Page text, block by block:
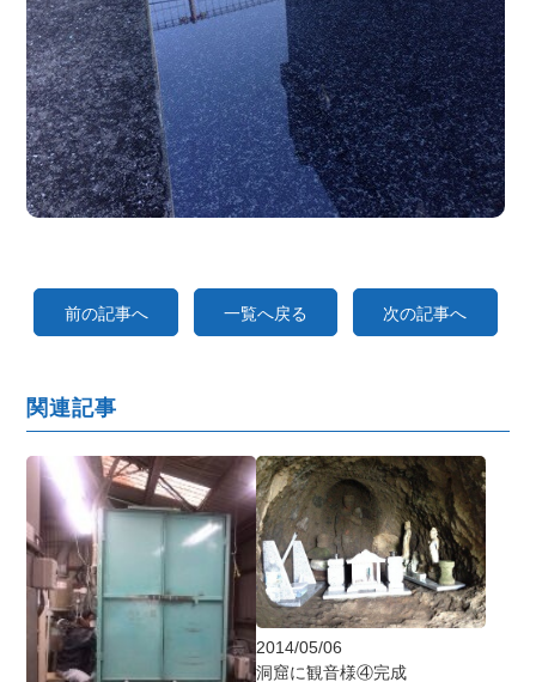
前の記事へ 一覧へ戻る 次の記事へ
関連記事
2014/05/06
洞窟に観音様④完成